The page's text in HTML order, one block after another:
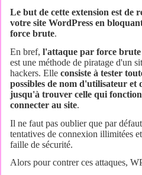
Le but de cette extension est de
votre site WordPress en
force brute.
En bref, l'attaque par force
est une méthode de piratage d'un
hackers. Elle consiste à tester
possibles de nom d'utilisateur et
jusqu'à trouver celle qui
connecter au site.
Il ne faut pas oublier que par
tentatives de connexion illimitées
faille de sécurité.
Alors pour contrer ces attaques,